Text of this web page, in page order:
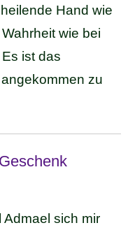
Hand wie
wie bei
ist das
zu
Admael sich mir